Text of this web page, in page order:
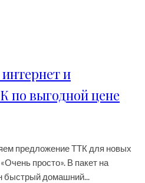
и
по выгодной цене
предложение ТТК для новых
просто». В пакет на
быстрый домашний...